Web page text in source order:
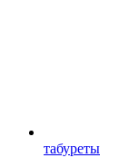
табуреты